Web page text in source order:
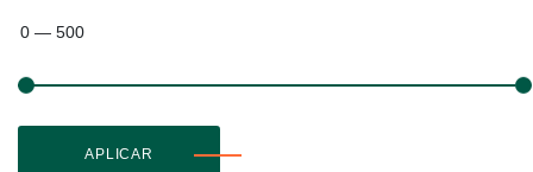
0 — 500
APLICAR